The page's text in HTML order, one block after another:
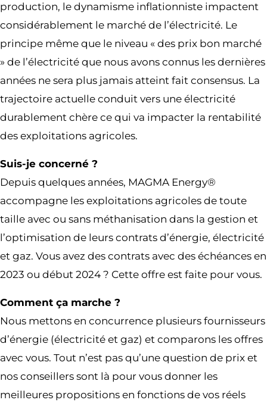
production, le dynamisme inflationniste impactent
considérablement le marché de l’électricité. Le
principe même que le niveau « des prix bon marché
» de l’électricité que nous avons connus les dernières
années ne sera plus jamais atteint fait consensus. La
trajectoire actuelle conduit vers une électricité
durablement chère ce qui va impacter la rentabilité
des exploitations agricoles.
Suis-je concerné ?
Depuis quelques années, MAGMA Energy®
accompagne les exploitations agricoles de toute
taille avec ou sans méthanisation dans la gestion et
l’optimisation de leurs contrats d’énergie, électricité
et gaz. Vous avez des contrats avec des échéances en
2023 ou début 2024 ? Cette offre est faite pour vous.
Comment ça marche ?
Nous mettons en concurrence plusieurs fournisseurs
d’énergie (électricité et gaz) et comparons les offres
avec vous. Tout n’est pas qu’une question de prix et
nos conseillers sont là pour vous donner les
meilleures propositions en fonctions de vos réels